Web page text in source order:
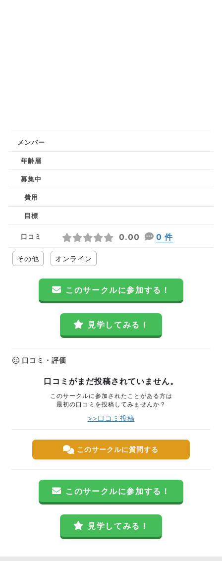
メンバー
年齢層
募集中
費用
目標
口コミ 0.00 0 件
その他 オンライン
このサークルに参加する！
見学してみる！
口コミ・評価
口コミがまだ投稿されていません。
このサークルに参加されたことがある方は
最初の口コミを投稿してみませんか？
>>口コミ投稿
このサークルに質問する
このサークルに参加する！
見学してみる！